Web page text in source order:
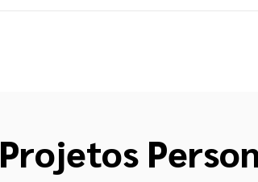
Projetos